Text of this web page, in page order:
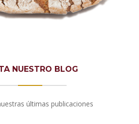
NUESTRO BLOG
últimas publicaciones